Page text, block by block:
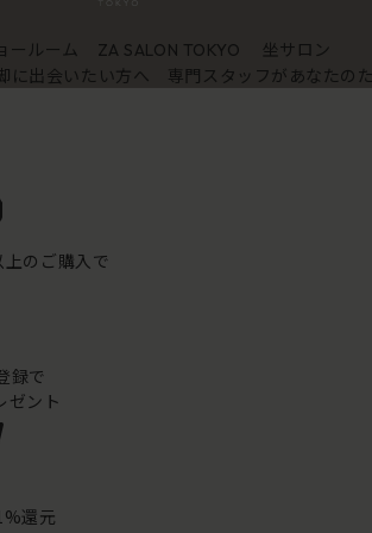
ールーム ZA SALON TOKYO
坐サロン
に出会いたい方へ 専門スタッフがあなたの
のご購入で
録で
ゼント
還元